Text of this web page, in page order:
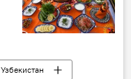
Узбекистан